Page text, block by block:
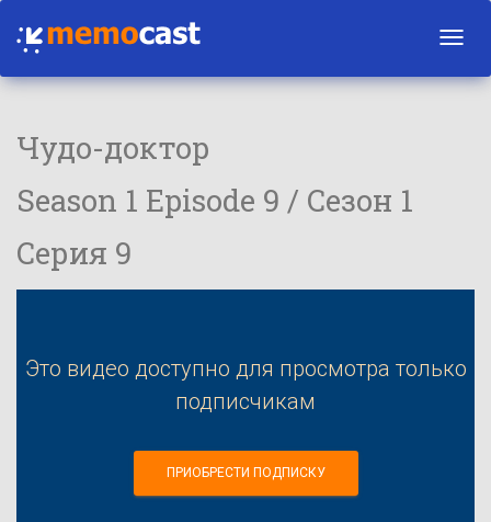
Чудо-доктор
Season 1 Episode 9 / Сезон 1
Серия 9
Это видео доступно для просмотра только
подписчикам
ПРИОБРЕСТИ ПОДПИСКУ